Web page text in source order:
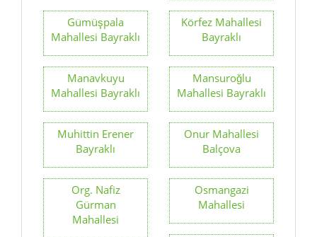
Gümüşpala
Mahallesi Bayraklı
Körfez Mahallesi
Bayraklı
Manavkuyu
Mahallesi Bayraklı
Mansuroğlu
Mahallesi Bayraklı
Muhittin Erener
Bayraklı
Onur Mahallesi
Balçova
Org. Nafiz
Gürman
Mahallesi
Osmangazi
Mahallesi